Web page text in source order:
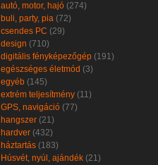
autó, motor, hajó (274)
buli, party, pia (72)
csendes PC (29)
design (710)
digitális fényképezőgép (191)
egészséges életmód (3)
egyéb (145)
extrém teljesítmény (11)
GPS, navigáció (77)
hangszer (21)
hardver (432)
háztartás (183)
Húsvét, nyúl, ajándék (21)